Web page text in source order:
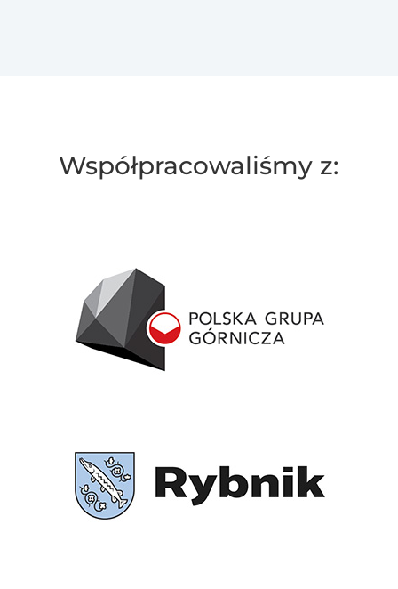
Współpracowaliśmy z: